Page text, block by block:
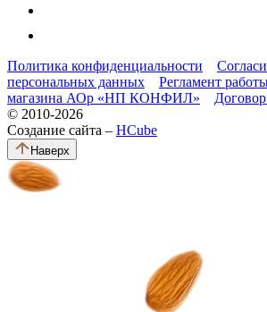
Политика конфиденциальности
персональных данных
Регламент
магазина АОр «НП КОНФИЛ»
© 2010-2026
Создание сайта – HCube
Наверх